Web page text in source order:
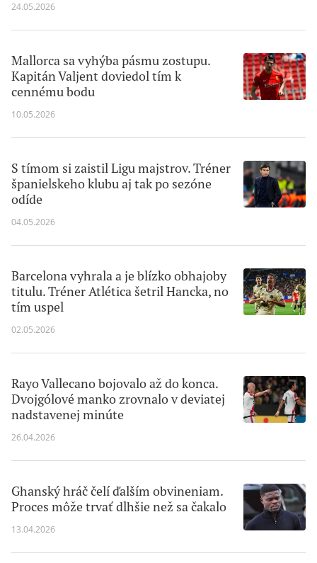
24.05.2026
Mallorca sa vyhýba pásmu zostupu.
Kapitán Valjent doviedol tím k
cennému bodu
10.05.2026
S tímom si zaistil Ligu majstrov. Tréner
španielskeho klubu aj tak po sezóne
odíde
04.05.2026
Barcelona vyhrala a je blízko obhajoby
titulu. Tréner Atlética šetril Hancka, no
tím uspel
02.05.2026
Rayo Vallecano bojovalo až do konca.
Dvojgólové manko zrovnalo v deviatej
nadstavenej minúte
26.04.2026
Ghanský hráč čelí ďalším obvineniam.
Proces môže trvať dlhšie než sa čakalo
13.04.2026